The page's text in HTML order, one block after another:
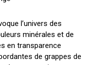
l’univers des
minérales et de
en transparence
de grappes de